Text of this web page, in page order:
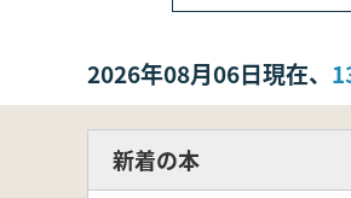
2026年08月06日現在、
新着の本